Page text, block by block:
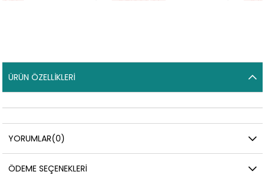
ÜRÜN ÖZELLIKLERI
YORUMLAR(0)
ÖDEME SEÇENEKLERI